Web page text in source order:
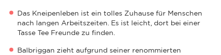
Das Kneipenleben ist ein tolles Zuhause für Menschen
nach langen Arbeitszeiten. Es ist leicht, dort bei einer
Tasse Tee Freunde zu finden.
Balbriggan zieht aufgrund seiner renommierten